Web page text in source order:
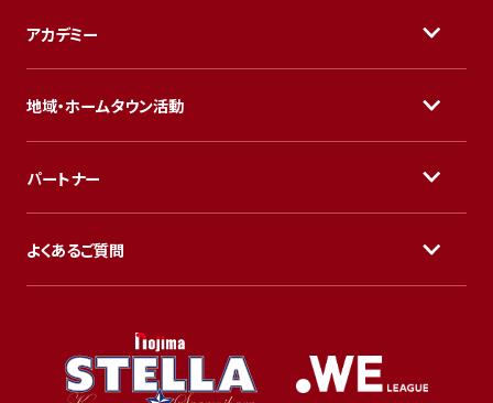
アカデミー
地域・ホームタウン活動
パートナー
よくあるご質問